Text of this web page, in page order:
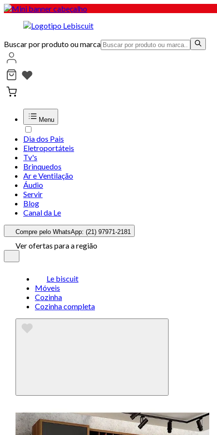
Buscar por produto ou marca
Menu
Dia dos Pais
Eletroportáteis
Tv's
Brinquedos
Ar e Ventilação
Áudio
Servir
Blog
Canal da Le
Compre pelo WhatsApp: (21) 97971-2181
Ver ofertas para a região
Le biscuit
Móveis
Cozinha
Cozinha completa